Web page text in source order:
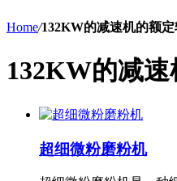
Home/132KW的减速机的额
132KW的减
超细微粉磨粉机